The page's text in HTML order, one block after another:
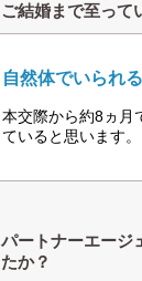
ご結婚まで至って
自然体でいられ
本交際から約8ヵ月
ていると思います。
パートナーエージ
たか？